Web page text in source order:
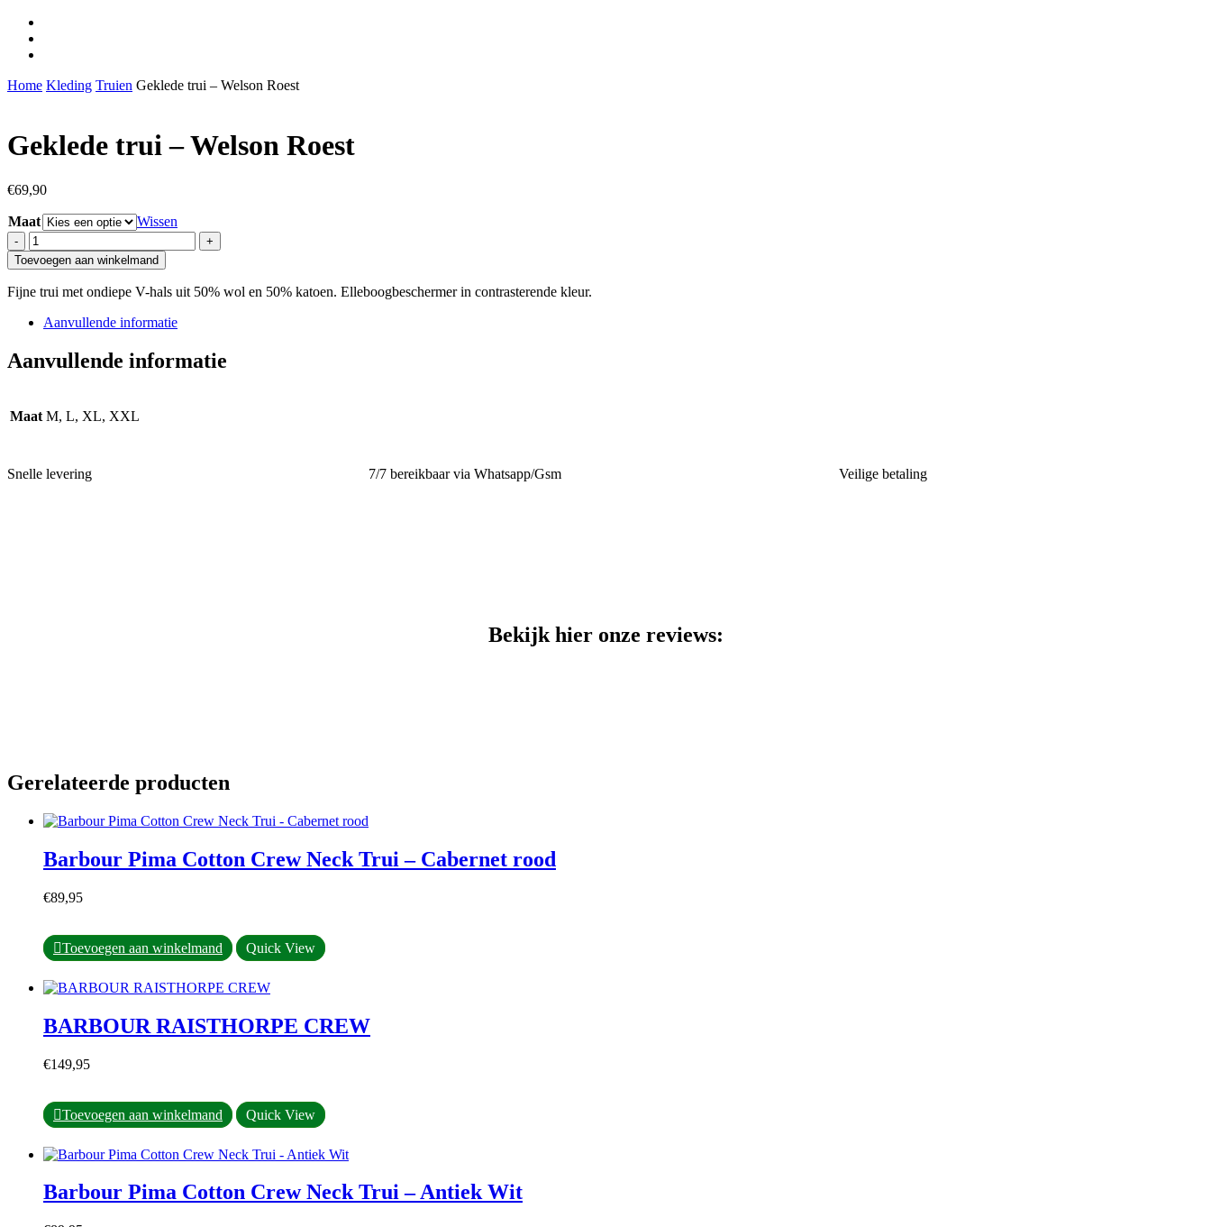
Home Kleding Truien Geklede trui – Welson Roest
Geklede trui – Welson Roest
€69,90
Maat
Wissen
Geklede
trui
-
Welson
aantal
Toevoegen aan winkelmand
Fijne trui met ondiepe V-hals uit 50% wol en 50% katoen. Elleboogbeschermer in contrasterende kleur.
Aanvullende informatie
Aanvullende informatie
Maat M, L, XL, XXL
Snelle levering 7/7 bereikbaar via Whatsapp/Gsm Veilige betaling
Bekijk hier onze reviews:
Gerelateerde producten
Barbour Pima Cotton Crew Neck Trui – Cabernet rood
€89,95
Toevoegen aan winkelmand
Dit
product
meerdere
Deze
optie
op
de
Quick View
BARBOUR RAISTHORPE CREW
€149,95
Toevoegen aan winkelmand
Dit
product
meerdere
Deze
Quick View
Barbour Pima Cotton Crew Neck Trui – Antiek Wit